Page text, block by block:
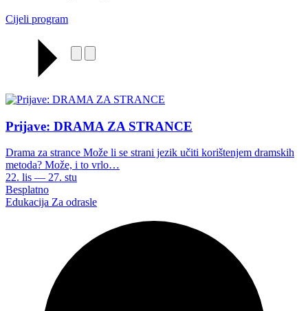
Cijeli program
Prijave: DRAMA ZA STRANCE
Drama za strance Može li se strani jezik učiti korištenjem dramskih
metoda? Može, i to vrlo…
22. lis — 27. stu
Besplatno
Edukacija Za odrasle